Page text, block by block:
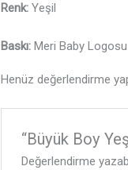
Renk: Yeşil
Baskı: Meri Baby Logosu
Henüz değerlendirme
“Büyük Boy
Değerlendirme